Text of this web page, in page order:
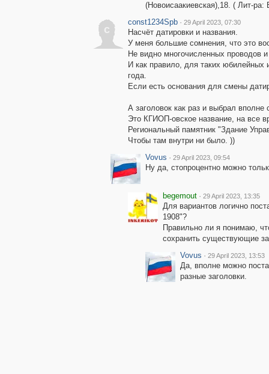
(Новоисаакиевская),18. ( Лит-ра:
c
const1234Spb · 29 April 2023, 07:30
Насчёт датировки и названия.
У меня большие сомнения, что это
Не видно многочисленных проводов
И как правило, для таких юбилейных
года.
Если есть основания для смены
А заголовок как раз и выбрал вполне
Это КГИОП-овское название, на все
Региональный памятник "Здание
Чтобы там внутри ни было. ))
Vovus · 29 April 2023, 09:54
Ну да, стопроцентно можно
begemout · 29 April 2023, 13:35
Для вариантов логично
1908"?
Правильно ли я понимаю,
сохранить существующие
Vovus · 29 April 2023, 13:53
Да, вполне можно
разные заголовки.